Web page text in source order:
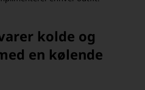
kolde og
en kølende